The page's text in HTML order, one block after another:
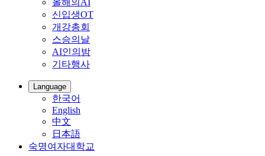
신입생OT
개강총회
스승의날
AI인의밤
기타행사
Language
한국어
English
中文
日本語
숙명여자대학교